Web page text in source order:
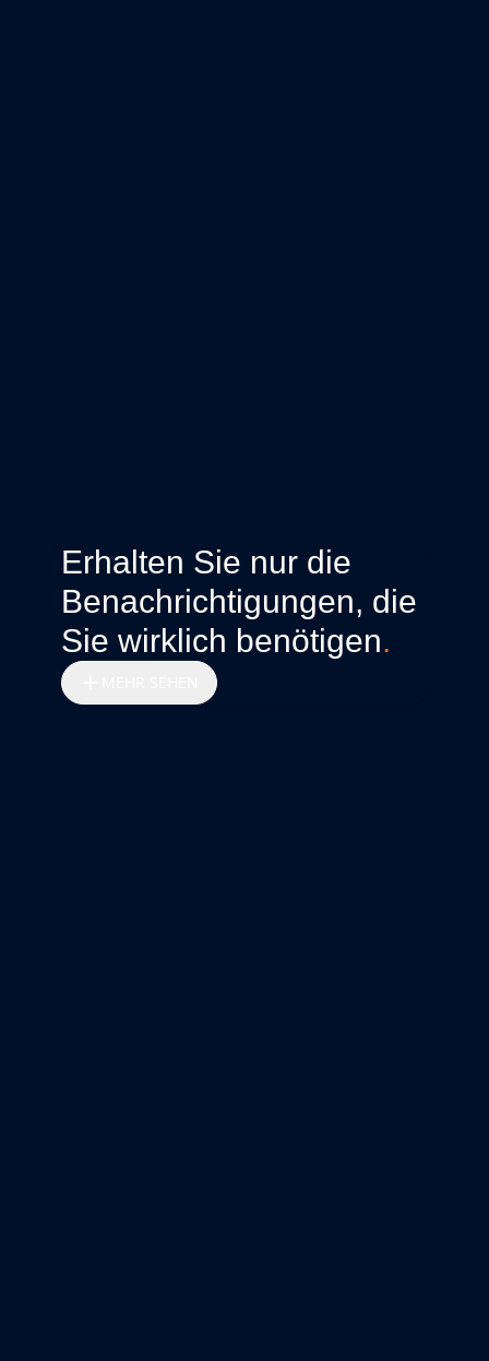
Erhalten Sie nur die
Benachrichtigungen, die
Sie wirklich benötigen.